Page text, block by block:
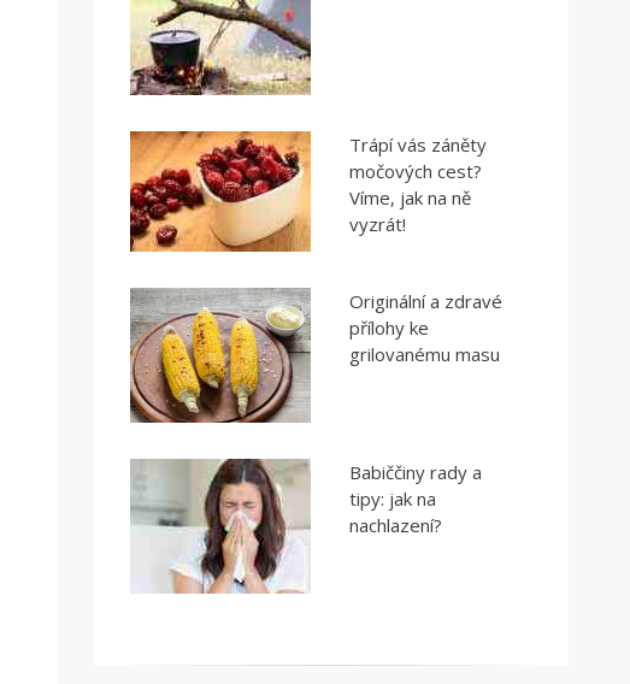
Trápí vás záněty
močových cest?
Víme, jak na ně
vyzrát!
Originální a zdravé
přílohy ke
grilovanému masu
Babiččiny rady a
tipy: jak na
nachlazení?